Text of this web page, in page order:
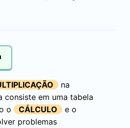
na
consiste em uma tabela
o CÁLCULO
e o
problemas